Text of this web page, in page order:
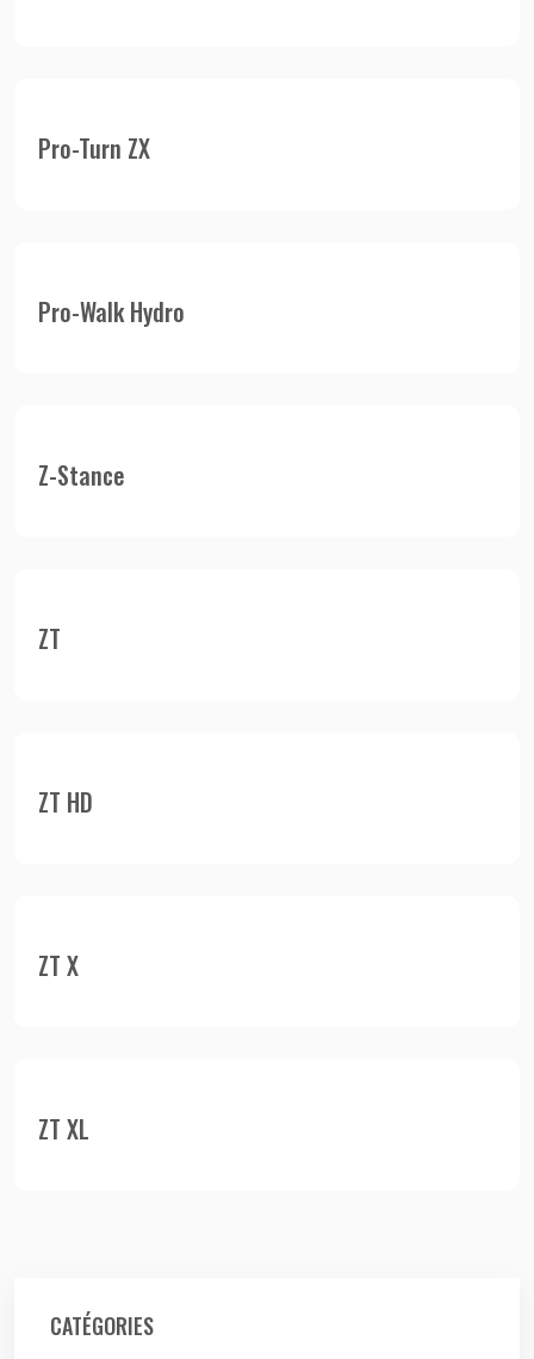
CATÉGORIES
Pro-Turn ZX
Pro-Walk Hydro
Z-Stance
ZT
ZT HD
ZT X
ZT XL